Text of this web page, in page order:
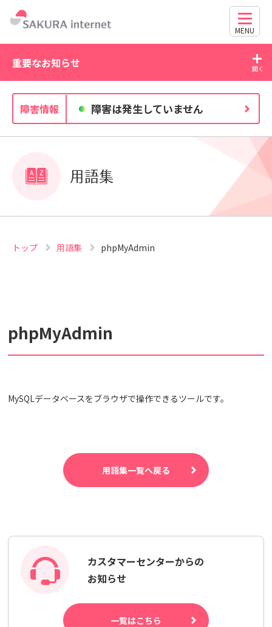
MENU
検索対象
すべて
個人情報保護のため、お名前や連絡先、会員IDを入力しないでください。
重要なお知らせ
2026/07/27
独自ドメイン、SSL証明書の有効期限と更新方法に関す
障害情報 障害は発生していません
用語集
トップ 用語集 phpMyAdmin
phpMyAdmin
MySQLデータベースをブラウザで操作できるツールです。
用語集一覧へ戻る
カスタマーセンターからの
お知らせ
一覧はこちら